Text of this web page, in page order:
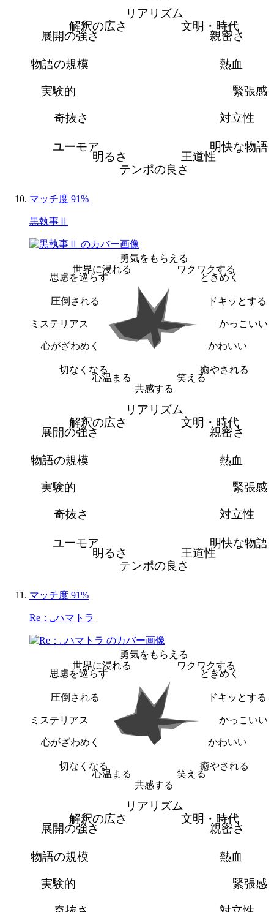
リアリズム
文明・時代
親密さ
熱血
緊張感
対立性
明快な物語
王道性
テンポの良さ
明るさ
ユーモア
奇抜さ
実験的
物語の規模
展開の強さ
解釈の広さ
マッチ度 91%
黒執事Ⅱ
勇気をもらえる
ワクワクする
ときめく
ドキッとする
かっこいい
かわいい
癒やされる
笑える
共感する
心温まる
切なくなる
心がざわめく
ミステリアス
圧倒される
思慮を巡らす
世界に浸れる
リアリズム
文明・時代
親密さ
熱血
緊張感
対立性
明快な物語
王道性
テンポの良さ
明るさ
ユーモア
奇抜さ
実験的
物語の規模
展開の強さ
解釈の広さ
マッチ度 91%
Re：␣ハマトラ
勇気をもらえる
ワクワクする
ときめく
ドキッとする
かっこいい
かわいい
癒やされる
笑える
共感する
心温まる
切なくなる
心がざわめく
ミステリアス
圧倒される
思慮を巡らす
世界に浸れる
リアリズム
文明・時代
親密さ
熱血
緊張感
実験的
物語の規模
展開の強さ
解釈の広さ